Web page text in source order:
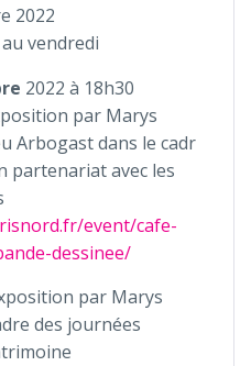
2022
vendredi
2022 à 18h30
par Marys
Arbogast dans le cadre
partenariat avec les
event/cafe-
dessinee/
par Marys
des journées